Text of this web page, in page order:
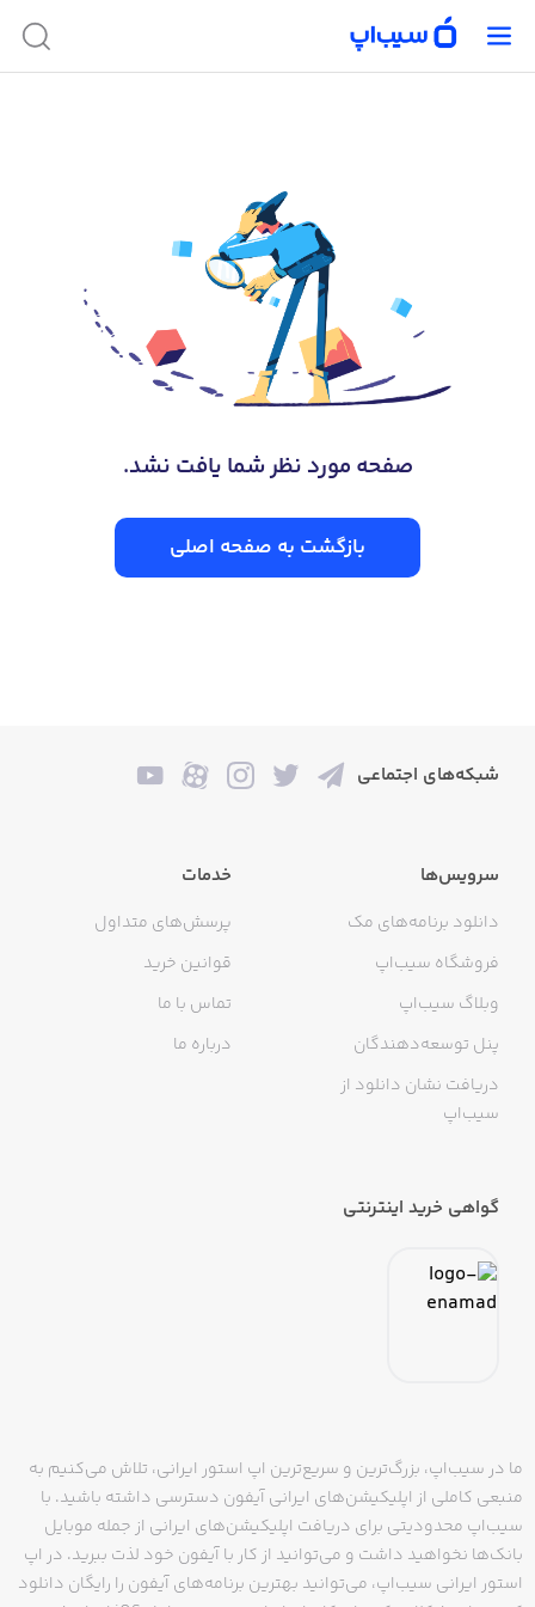
صفحه‌ مورد نظر شما یافت نشد.
بازگشت به صفحه اصلی
شبکه‌های اجتماعی
سرویس‌ها
دانلود برنامه‌های مک
فروشگاه سیب‌اپ
وبلاگ سیب‌اپ
پنل توسعه‌دهندگان
دریافت نشان دانلود از
سیب‌اپ
خدمات
پرسش‌های متداول
قوانین خرید
تماس با ما
درباره ما
گواهی خرید اینترنتی
ما در سیب‌اپ، بزرگ‌ترین و سریع‌ترین اپ استور ایرانی، تلاش می‌کنیم به
منبعی کاملی از اپلیکیشن‌های ایرانی آیفون دسترسی داشته باشید. با
سیب‌اپ محدودیتی برای دریافت اپلیکیشن‌های ایرانی از جمله موبایل
بانک‌ها نخواهید داشت و می‌توانید از کار با آیفون خود لذت ببرید. در اپ
استور ایرانی سیب‌اپ، می‌توانید بهترین برنامه‌های آیفون را رایگان دانلود